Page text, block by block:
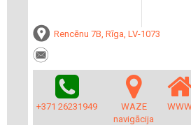
Rencēnu 7B, Rīga, LV-1073
+371 26231949
WAZE
navigācija